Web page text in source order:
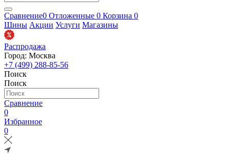
Сравнение0 Отложенные 0 Корзина 0
Шины Акции Услуги Магазины
Распродажа
Город: Москва
+7 (499) 288-85-56
Поиск
Поиск
Сравнение
0
Избранное
0